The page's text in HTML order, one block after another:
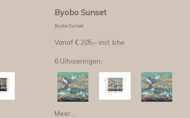
Byobo Sunset
Byobo Sunset
Vanaf € 205,–incl. btw
6 Uitvoeringen:
Meer...